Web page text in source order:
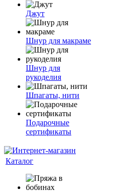
Джут
Шнур для макраме
Шнур для
рукоделия
Шпагаты, нити
Подарочные
сертификаты
Каталог